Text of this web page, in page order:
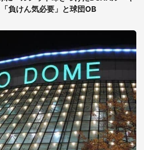
負けん気必要」と球団OB